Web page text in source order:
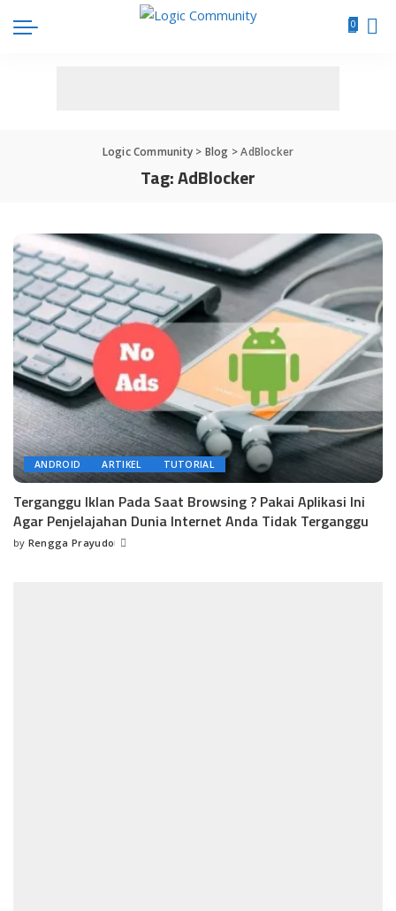
0
Logic Community > Blog >AdBlocker
Tag:AdBlocker
ANDROID ARTIKEL TUTORIAL
Terganggu Iklan Pada Saat Browsing ? Pakai Aplikasi Ini
Agar Penjelajahan Dunia Internet Anda Tidak Terganggu
Posted
by Rengga Prayudo